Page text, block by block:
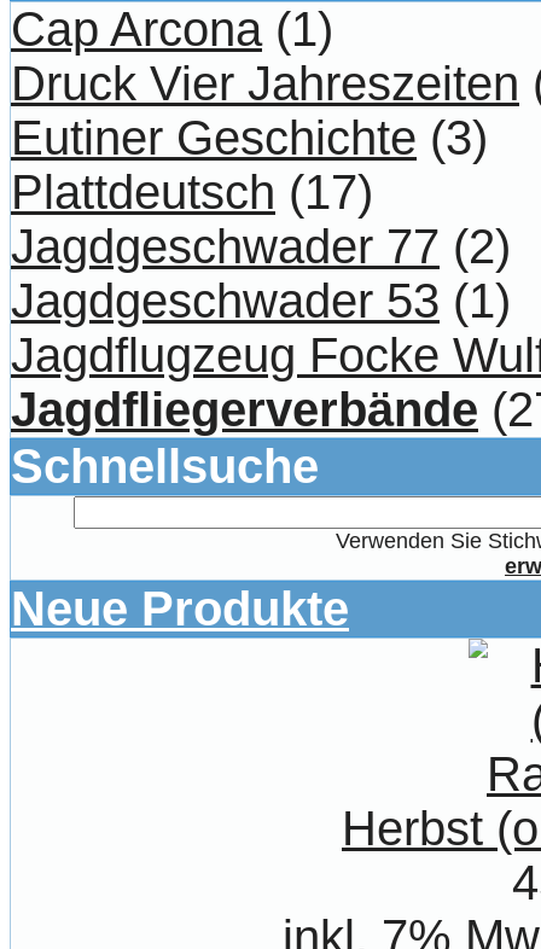
Cap Arcona(1)
Druck Vier Jahreszeiten
Eutiner Geschichte (3)
Plattdeutsch (17)
Jagdgeschwader 77 (2)
Jagdgeschwader 53 (1)
Jagdflugzeug Focke
Jagdfliegerverbände
Schnellsuche
Verwenden Sie
Neue Produkte
Herbst
inkl. 7%